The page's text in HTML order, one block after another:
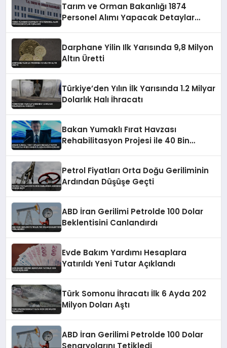
Tarım ve Orman Bakanlığı 1874
Personel Alımı Yapacak Detaylar
Darphane Yilin Ilk Yarısında 9,8 Milyon
Altın Üretti
Türkiye’den Yılın İlk Yarısında 1.2 Milyar
Dolarlık Halı İhracatı
Bakan Yumaklı Fırat Havzası
Rehabilitasyon Projesi ile 40 Bin
Petrol Fiyatları Orta Doğu Geriliminin
Ardından Düşüşe Geçti
ABD İran Gerilimi Petrolde 100 Dolar
Beklentisini Canlandırdı
Evde Bakım Yardımı Hesaplara
Yatırıldı Yeni Tutar Açıklandı
Türk Somonu İhracatı İlk 6 Ayda 202
Milyon Doları Aştı
ABD İran Gerilimi Petrolde 100 Dolar
Senaryolarını Tetikledi